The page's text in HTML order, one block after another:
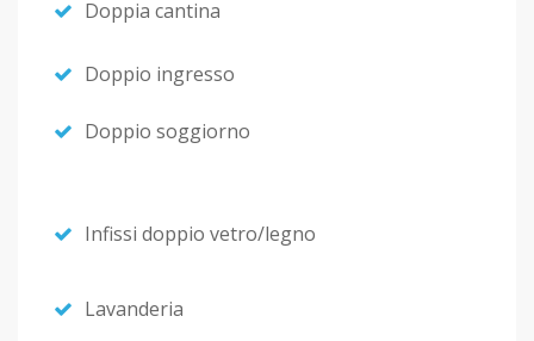
Doppia cantina
Doppio ingresso
Doppio soggiorno
Infissi doppio vetro/legno
Lavanderia